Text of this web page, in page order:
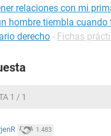
relaciones con mi
hombre tiembla cuando
derecho - Fichas
1 / 1
1.483